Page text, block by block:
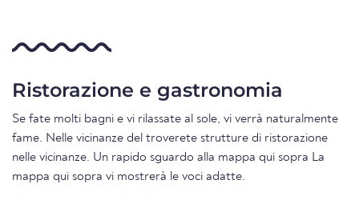
Ristorazione e gastronomia
Se fate molti bagni e vi rilassate al sole, vi verrà naturalmente
fame. Nelle vicinanze del troverete strutture di ristorazione
nelle vicinanze. Un rapido sguardo alla mappa qui sopra La
mappa qui sopra vi mostrerà le voci adatte.